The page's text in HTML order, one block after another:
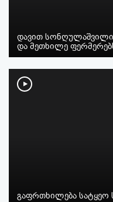
დავით
და მეთხილე
გაფრთხილება სატყეო